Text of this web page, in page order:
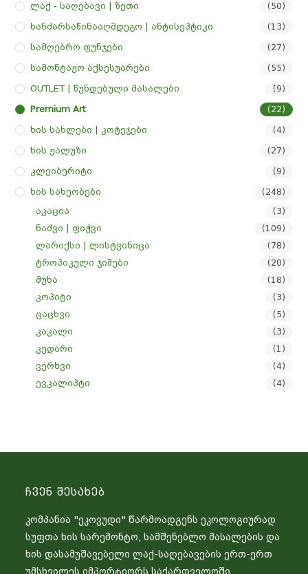
Ლაქ - Საღებავი | Ზეთი (50)
Ხანძარსაწინააღმდეგო | Ანტისეპტიკი (13)
Სამღებრო Ფუნჯები (27)
Სამონტაჟო Აქსესუარები (55)
OUTLET | Წუნდებული Მასალები (9)
Premium Art (22)
Ხის Სახლები | Კოტეჯები (4)
Ხის Ჟალუზი (27)
Კლეიბერიტი (9)
Ხის Სახეობები (248)
აკაცია (3)
ნაძვი | ფიჭვი (109)
ლარიქსი | ლისტვინიცა (78)
ტროპიკული ჯიშები (20)
მუხა (18)
კოპიტი (3)
ცაცხვი (5)
კაკალი (3)
კედარი (1)
ვერხვი (4)
ევკალიპტი (4)
Ჩვენ Შესახებ
კომპანია "ეკოვუდი" წარმოადგენს ეკოლოგიურად
სუფთა ხის სარემონტო, სამშენებლო მასალების და
ხის დასამუშავებელი ლაქ-საღებავების ერთ-ერთ
უმსხვილეს იმპორტიორს საქართველოში,